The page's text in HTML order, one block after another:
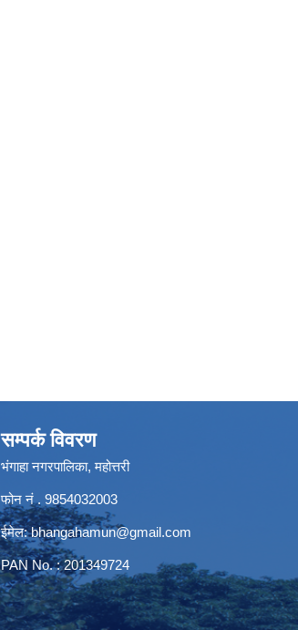
सम्पर्क विवरण
भंगाहा नगरपालिका, महोत्तरी
फोन नं . 9854032003
ईमेल:bhangahamun@gmail.com
PAN No. : 201349724